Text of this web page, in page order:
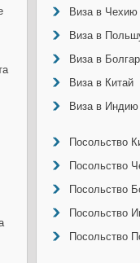
Виза в Чехию
Виза в
Виза в
Виза в Китай
Виза в Индию
Посольство
Посольство
Посольство
Посольство
Посольство